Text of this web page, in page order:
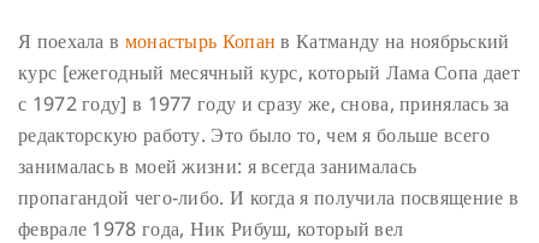
Я поехала в монастырь Копан в Катманду на ноябрьский
курс [ежегодный месячный курс, который Лама Сопа дает
с 1972 году] в 1977 году и сразу же, снова, принялась за
редакторскую работу. Это было то, чем я больше всего
занималась в моей жизни: я всегда занималась
пропагандой чего-либо. И когда я получила посвящение в
феврале 1978 года, Ник Рибуш, который вел